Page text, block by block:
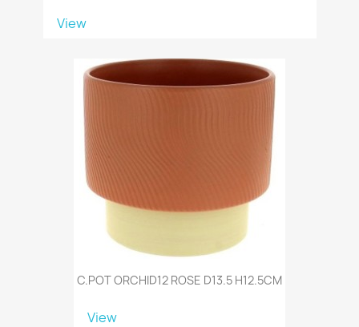
View
C.POT ORCHID12 ROSE D13.5 H12.5CM
View